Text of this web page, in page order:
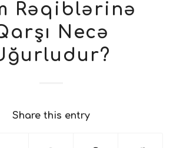
Rəqiblərinə
Necə
Share this entry